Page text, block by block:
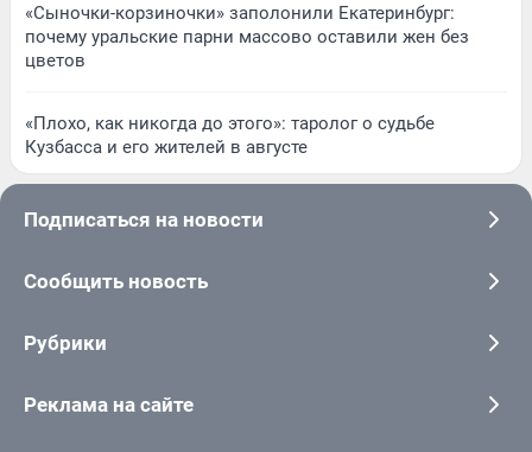
«Сыночки-корзиночки» заполонили Екатеринбург:
почему уральские парни массово оставили жен без
цветов
«Плохо, как никогда до этого»: таролог о судьбе
Кузбасса и его жителей в августе
Подписаться на новости
Сообщить новость
Рубрики
Реклама на сайте